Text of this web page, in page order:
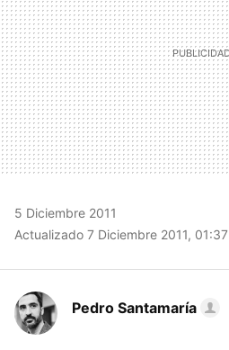
5 Diciembre 2011
Actualizado 7 Diciembre 2011, 01:37
Pedro Santamaría